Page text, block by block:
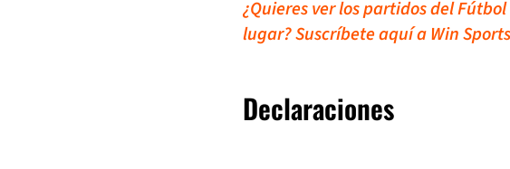
¿Quieres ver los partidos del
lugar? Suscríbete aquí a Win
Declaraciones